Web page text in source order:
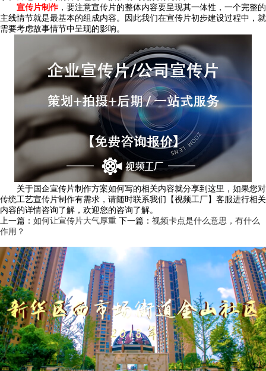
宣传片制作，要注意宣传片的整体内容要呈现其一体性，一个完整的
主线情节就是最基本的组成内容。因此我们在宣传片初步建设过程中，就
需要考虑故事情节中呈现的影响。
关于国企宣传片制作方案如何写的相关内容就分享到这里，如果您对
传统工艺宣传片制作有需求，请随时联系我们【视频工厂】客服进行相关
内容的详情咨询了解，欢迎您的咨询了解。
上一篇： 如何让宣传片大气厚重 下一篇： 视频卡点是什么意思，有什么
作用？